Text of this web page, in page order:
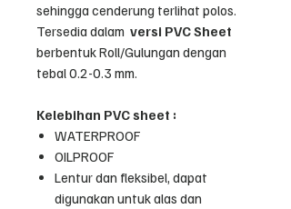
sehingga cenderung terlihat polos.
Tersedia dalam versi PVC Sheet
berbentuk Roll/Gulungan dengan
tebal 0.2-0.3 mm.
Kelebihan PVC sheet :
WATERPROOF
OILPROOF
Lentur dan fleksibel, dapat
digunakan untuk alas dan